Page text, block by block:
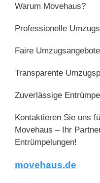
Warum Movehaus?
Professionelle
Faire Umzugsangebote
Transparente
Zuverlässige
Kontaktieren Sie uns
Movehaus – Ihr
Entrümpelungen!
movehaus.de